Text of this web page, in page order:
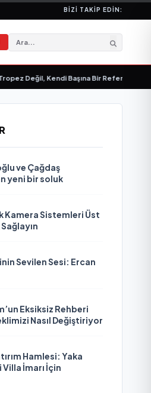
BIZI TAKIP EDIN:
Değil, Kendi Başına Bir Referans”
ve Çağdaş
yeni bir soluk
Kamera Sistemleri Üst
Sevilen Sesi: Ercan
Eksiksiz Rehberi
Nasıl Değiştiriyor
Hamlesi: Yaka
İmarı İçin